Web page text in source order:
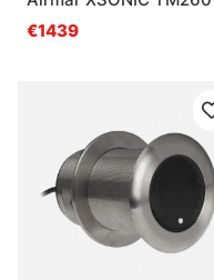
€1439